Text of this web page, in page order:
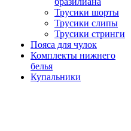
Трусики шорты
Трусики слипы
Трусики стринги
Пояса для чулок
Комплекты нижнего
белья
Купальники